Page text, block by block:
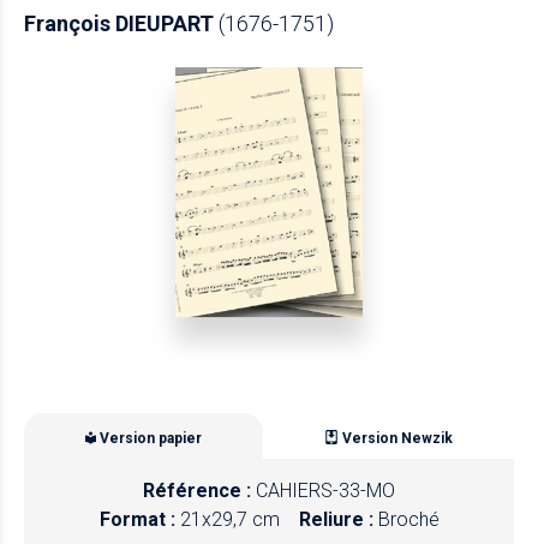
François DIEUPART(1676-1751)
Version papier Version Newzik
Référence : CAHIERS-33-MO
Format : 21x29,7 cm Reliure : Broché